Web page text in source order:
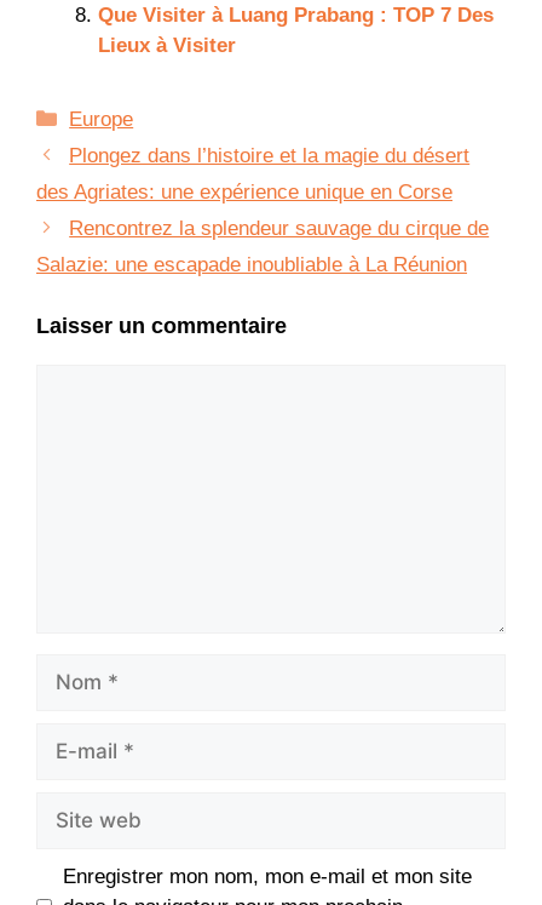
Que Visiter à Luang Prabang : TOP 7 Des
Lieux à Visiter
Catégories
Europe
Plongez dans l’histoire et la magie du désert
des Agriates: une expérience unique en Corse
Rencontrez la splendeur sauvage du cirque de
Salazie: une escapade inoubliable à La Réunion
Laisser un commentaire
Nom
Site
Enregistrer mon nom, mon e-mail et mon site